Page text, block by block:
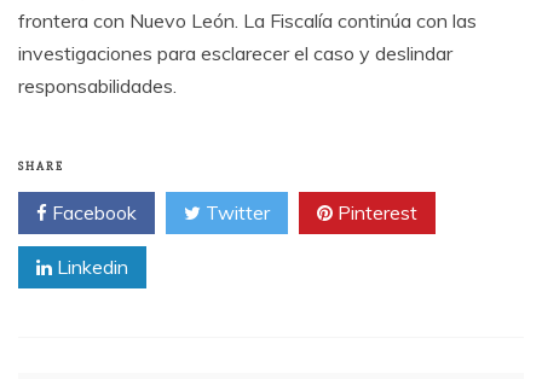
frontera con Nuevo León. La Fiscalía continúa con las
investigaciones para esclarecer el caso y deslindar
responsabilidades.
SHARE
Facebook Twitter Pinterest
Linkedin